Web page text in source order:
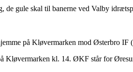
gule skal til banerne ved Valby
på Kløvermarken mod Østerbro
Kløvermarken kl. 14. ØKF står for